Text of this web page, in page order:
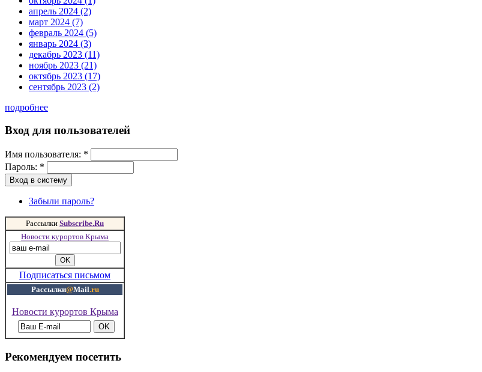
апрель 2024 (2)
март 2024 (7)
февраль 2024 (5)
январь 2024 (3)
декабрь 2023 (11)
ноябрь 2023 (21)
октябрь 2023 (17)
сентябрь 2023 (2)
подробнее
Вход для пользователей
Имя пользователя: *
Пароль: *
Забыли пароль?
Рассылки Subscribe.Ru
Новости курортов Крыма
Подписаться письмом
Рассылки@Mail.ru
Новости курортов Крыма
Рекомендуем посетить